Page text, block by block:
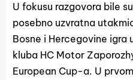
U fokusu razgovora bile
posebno uzvratna
Bosne i Hercegovine igra
kluba HC Motor
European Cup-a. U